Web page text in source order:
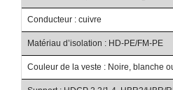
Conducteur : cuivre
Matériau d’isolation : HD-PE/FM-PE
Couleur de la veste : Noire, blanche